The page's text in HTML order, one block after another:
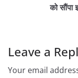
को सौंपा
Leave a
Your email